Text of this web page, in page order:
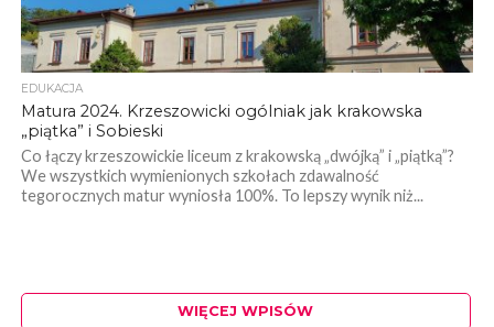
EDUKACJA
Matura 2024. Krzeszowicki ogólniak jak krakowska
„piątka” i Sobieski
Co łączy krzeszowickie liceum z krakowską „dwójką” i „piątką”?
We wszystkich wymienionych szkołach zdawalność
tegorocznych matur wyniosła 100%. To lepszy wynik niż...
WIĘCEJ WPISÓW